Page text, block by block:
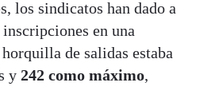
los sindicatos han dado a
en una
de salidas estaba
y 242 como máximo,